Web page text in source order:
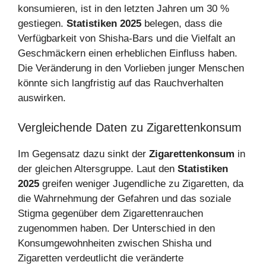
konsumieren, ist in den letzten Jahren um 30 %
gestiegen. Statistiken 2025 belegen, dass die
Verfügbarkeit von Shisha-Bars und die Vielfalt an
Geschmäckern einen erheblichen Einfluss haben.
Die Veränderung in den Vorlieben junger Menschen
könnte sich langfristig auf das Rauchverhalten
auswirken.
Vergleichende Daten zu Zigarettenkonsum
Im Gegensatz dazu sinkt der Zigarettenkonsum in
der gleichen Altersgruppe. Laut den Statistiken
2025 greifen weniger Jugendliche zu Zigaretten, da
die Wahrnehmung der Gefahren und das soziale
Stigma gegenüber dem Zigarettenrauchen
zugenommen haben. Der Unterschied in den
Konsumgewohnheiten zwischen Shisha und
Zigaretten verdeutlicht die veränderte